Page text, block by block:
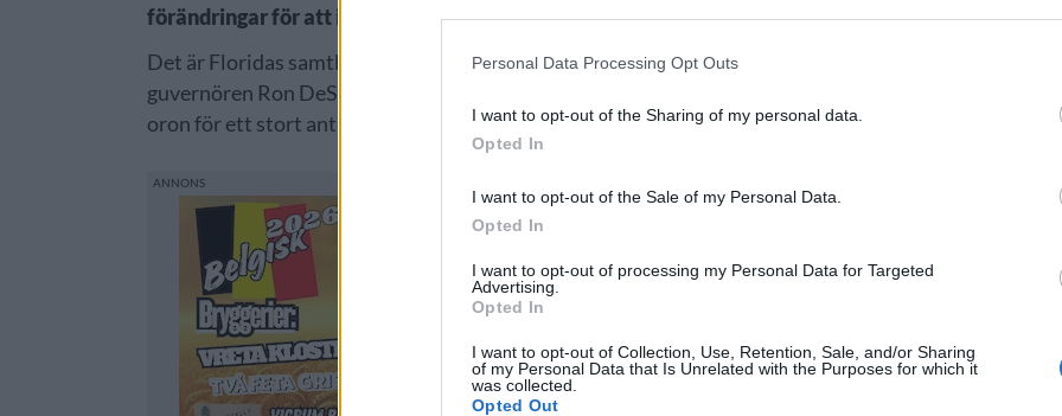
Personal Data Processing Opt Outs
I want to opt-out of the Sharing of my personal data.
Opted In
I want to opt-out of the Sale of my Personal Data.
Opted In
I want to opt-out of processing my Personal Data for Targeted
Advertising.
Opted In
I want to opt-out of Collection, Use, Retention, Sale, and/or Sharing
of my Personal Data that Is Unrelated with the Purposes for which it
was collected.
Opted Out
förändringar för att inte minst 100 bryggerier ska gå under.
Det är Floridas samtliga små bryggerier som gått samman och publicerat ett öppet brev till
guvernören Ron DeSantis. Det var han som tog beslutet att stänga ner bryggerierna och nu växer
oron för ett stort antal konkurser och nedläggningar.